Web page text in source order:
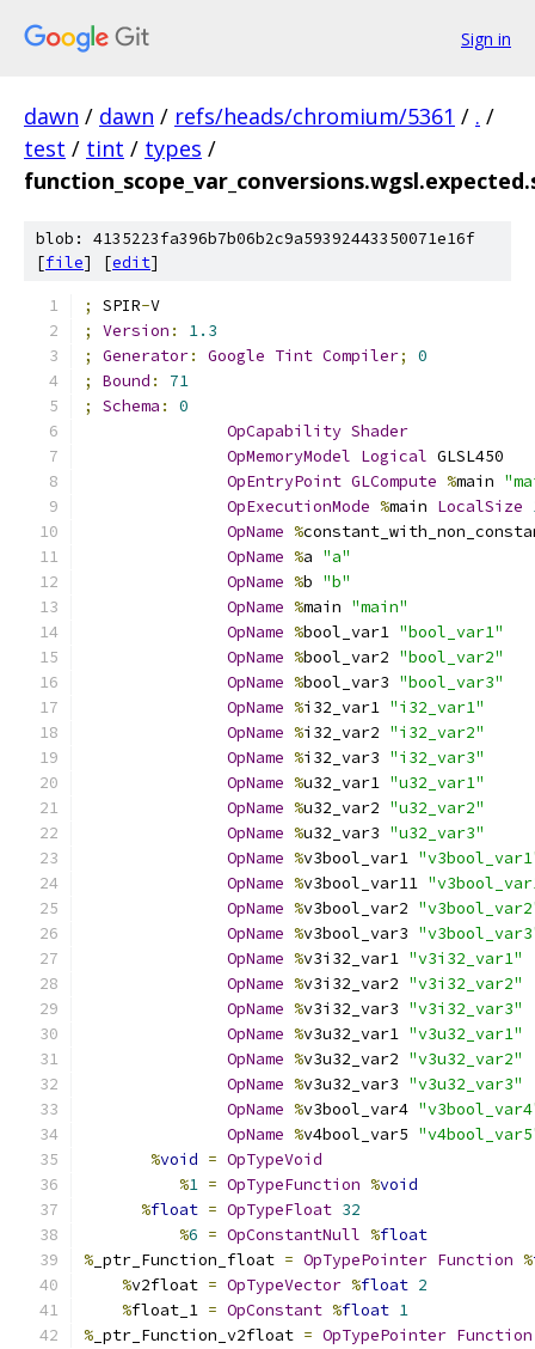
Sign in
dawn / dawn / refs/heads/chromium/5361 / . /
test / tint / types /
blob: 4135223fa396b7b06b2c9a59392443350071e16f
[file] [edit]
; SPIR-V
;
Version :
1.3
;
Generator: Google Tint Compiler;
0
;
Bound :
71
;
Schema :
0
OpCapability Shader
OpMemoryModel Logical GLSL450
OpEntryPoint GLCompute %main
OpExecutionMode %main LocalSize
OpName %
OpName %a "a"
OpName %b "b"
OpName %main "main"
OpName %bool_var1 "bool_var1"
OpName %bool_var2 "bool_var2"
OpName %bool_var3 "bool_var3"
OpName %i32_var1 "i32_var1"
OpName %i32_var2 "i32_var2"
OpName %i32_var3 "i32_var3"
OpName %u32_var1 "u32_var1"
OpName %u32_var2 "u32_var2"
OpName %u32_var3 "u32_var3"
OpName %v3bool_var1
OpName %v3bool_var11
OpName %v3bool_var2
OpName %v3bool_var3
OpName %v3i32_var1 "v3i32_var1"
OpName %v3i32_var2 "v3i32_var2"
OpName %v3i32_var3 "v3i32_var3"
OpName %v3u32_var1 "v3u32_var1"
OpName %v3u32_var2 "v3u32_var2"
OpName %v3u32_var3 "v3u32_var3"
OpName %v3bool_var4
OpName %v4bool_var5
%void = OpTypeVoid
%1 = OpTypeFunction %void
%float = OpTypeFloat 32
%6 = OpConstantNull %float
% _ptr_Function_float = OpTypePointer Function %
%v2float = OpTypeVector %float 2
%float_1 = OpConstant %float 1
% _ptr_Function_v2float = OpTypePointer Function